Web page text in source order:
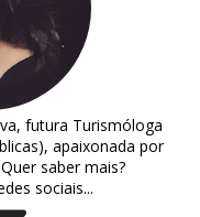
futura Turismóloga
apaixonada por
saber mais?
sociais...